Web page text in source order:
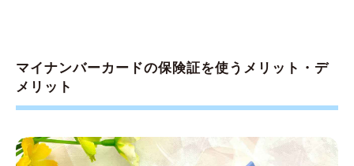
マイナンバーカードの保険証を使うメリット・デ
メリット